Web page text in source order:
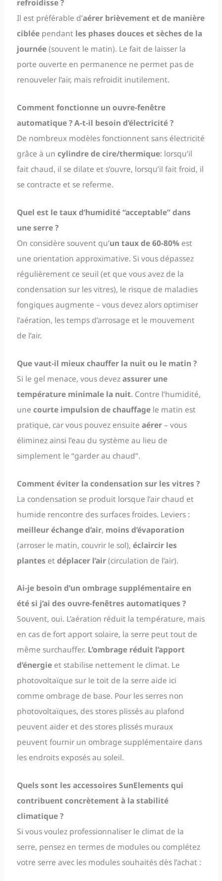
refroidisse ?
Il est préférable d’aérer brièvement et de manière
cibléependant les phases douces et sèches de la
journée(souvent le matin). Le fait de laisser la
porte ouverte en permanence ne permet pas de
renouveler l’air, mais refroidit inutilement.
Comment fonctionne un ouvre-fenêtre
automatique ? A-t-il besoin d’électricité ?
De nombreux modèles fonctionnent sans électricité
grâce à un cylindre de cire/thermique: lorsqu’il
fait chaud, il se dilate et s’ouvre, lorsqu’il fait froid, il
se contracte et se referme.
Quel est le taux d’humidité “acceptable” dans
une serre ?
On considère souvent qu’un taux de 60-80%est
une orientation approximative. Si vous dépassez
régulièrement ce seuil (et que vous avez de la
condensation sur les vitres), le risque de maladies
fongiques augmente – vous devez alors optimiser
l’aération, les temps d’arrosage et le mouvement
de l’air.
Que vaut-il mieux chauffer la nuit ou le matin ?
Si le gel menace, vous devezassurer une
température minimale la nuit. Contre l’humidité,
une courte impulsion de chauffagele matin est
pratique, car vous pouvez ensuite aérer– vous
éliminez ainsi l’eau du système au lieu de
simplement le “garder au chaud”.
Comment éviter la condensation sur les vitres ?
La condensation se produit lorsque l’air chaud et
humide rencontre des surfaces froides. Leviers :
meilleur échange d’air, moins d’évaporation
(arroser le matin, couvrir le sol), éclaircir les
plantes etdéplacer l’air(circulation de l’air).
Ai-je besoin d’un ombrage supplémentaire en
été si j’ai des ouvre-fenêtres automatiques ?
Souvent, oui. L’aération réduit la température, mais
en cas de fort apport solaire, la serre peut tout de
même surchauffer. L’ombrage réduit l’apport
d’énergieet stabilise nettement le climat. Le
photovoltaïque sur le toit de la serre aide ici
comme ombrage de base. Pour les serres non
photovoltaïques, des stores plissés au plafond
peuvent aider et des stores plissés muraux
peuvent fournir un ombrage supplémentaire dans
les endroits exposés au soleil.
Quels sont les accessoires SunElements qui
contribuent concrètement à la stabilité
climatique ?
Si vous voulez professionnaliser le climat de la
serre, pensez en termes de modules ou complétez
votre serre avec les modules souhaités dès l’achat :